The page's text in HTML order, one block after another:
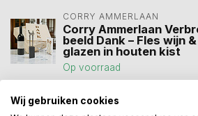
CORRY AMMERLAAN
Corry Ammerlaan
beeld Dank – Fles wijn
glazen in houten kist
Op voorraad
Wij gebruiken cookies